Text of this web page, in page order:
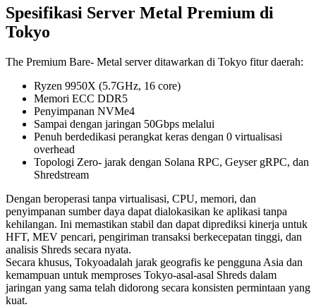
Spesifikasi Server Metal Premium di
Tokyo
The Premium Bare- Metal server ditawarkan di Tokyo fitur daerah:
Ryzen 9950X (5.7GHz, 16 core)
Memori ECC DDR5
Penyimpanan NVMe4
Sampai dengan jaringan 50Gbps melalui
Penuh berdedikasi perangkat keras dengan 0 virtualisasi
overhead
Topologi Zero- jarak dengan Solana RPC, Geyser gRPC, dan
Shredstream
Dengan beroperasi tanpa virtualisasi, CPU, memori, dan
penyimpanan sumber daya dapat dialokasikan ke aplikasi tanpa
kehilangan. Ini memastikan stabil dan dapat diprediksi kinerja untuk
HFT, MEV pencari, pengiriman transaksi berkecepatan tinggi, dan
analisis Shreds secara nyata.
Secara khusus, Tokyoadalah jarak geografis ke pengguna Asia dan
kemampuan untuk memproses Tokyo-asal-asal Shreds dalam
jaringan yang sama telah didorong secara konsisten permintaan yang
kuat.